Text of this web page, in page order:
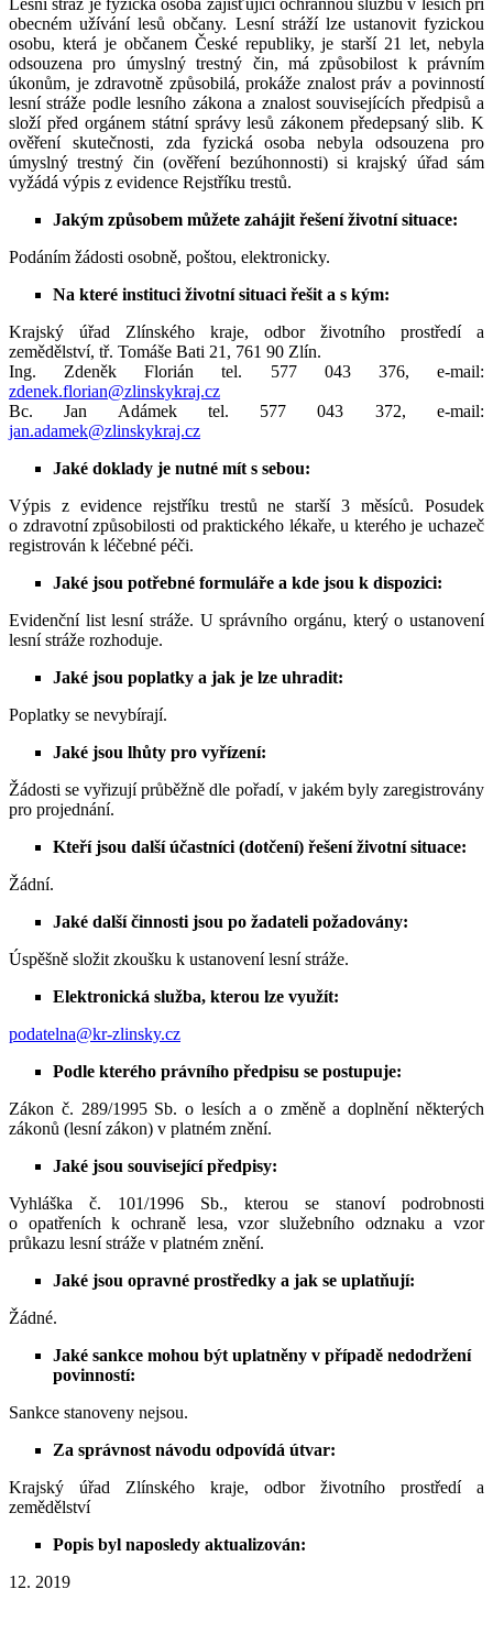
obecném užívání lesů občany. Lesní stráží lze ustanovit fyzickou
osobu, která je občanem České republiky, je starší 21 let, nebyla
odsouzena pro úmyslný trestný čin, má způsobilost k právním
úkonům, je zdravotně způsobilá, prokáže znalost práv a povinností
lesní stráže podle lesního zákona a znalost souvisejících předpisů a
složí před orgánem státní správy lesů zákonem předepsaný slib. K
ověření skutečnosti, zda fyzická osoba nebyla odsouzena pro
úmyslný trestný čin (ověření bezúhonnosti) si krajský úřad sám
vyžádá výpis z evidence Rejstříku trestů.
Jakým způsobem můžete zahájit řešení životní situace:
Podáním žádosti osobně, poštou, elektronicky.
Na které instituci životní situaci řešit a s kým:
Krajský úřad Zlínského kraje, odbor životního prostředí a
zemědělství, tř. Tomáše Bati 21, 761 90 Zlín.
Ing. Zdeněk Florián tel. 577 043 376, e-mail:
zdenek.florian@zlinskykraj.cz
Bc. Jan Adámek tel. 577 043 372, e-mail:
jan.adamek@zlinskykraj.cz
Jaké doklady je nutné mít s sebou:
Výpis z evidence rejstříku trestů ne starší 3 měsíců. Posudek
o zdravotní způsobilosti od praktického lékaře, u kterého je uchazeč
registrován k léčebné péči.
Jaké jsou potřebné formuláře a kde jsou k dispozici:
Evidenční list lesní stráže. U správního orgánu, který o ustanovení
lesní stráže rozhoduje.
Jaké jsou poplatky a jak je lze uhradit:
Poplatky se nevybírají.
Jaké jsou lhůty pro vyřízení:
Žádosti se vyřizují průběžně dle pořadí, v jakém byly zaregistrovány
pro projednání.
Kteří jsou další účastníci (dotčení) řešení životní situace:
Žádní.
Jaké další činnosti jsou po žadateli požadovány:
Úspěšně složit zkoušku k ustanovení lesní stráže.
Elektronická služba, kterou lze využít:
podatelna@kr-zlinsky.cz
Podle kterého právního předpisu se postupuje:
Zákon č. 289/1995 Sb. o lesích a o změně a doplnění některých
zákonů (lesní zákon) v platném znění.
Jaké jsou související předpisy:
Vyhláška č. 101/1996 Sb., kterou se stanoví podrobnosti
o opatřeních k ochraně lesa, vzor služebního odznaku a vzor
průkazu lesní stráže v platném znění.
Jaké jsou opravné prostředky a jak se uplatňují:
Žádné.
Jaké sankce mohou být uplatněny v případě nedodržení
povinností:
Sankce stanoveny nejsou.
Za správnost návodu odpovídá útvar:
Krajský úřad Zlínského kraje, odbor životního prostředí a
zemědělství
Popis byl naposledy aktualizován:
12. 2019